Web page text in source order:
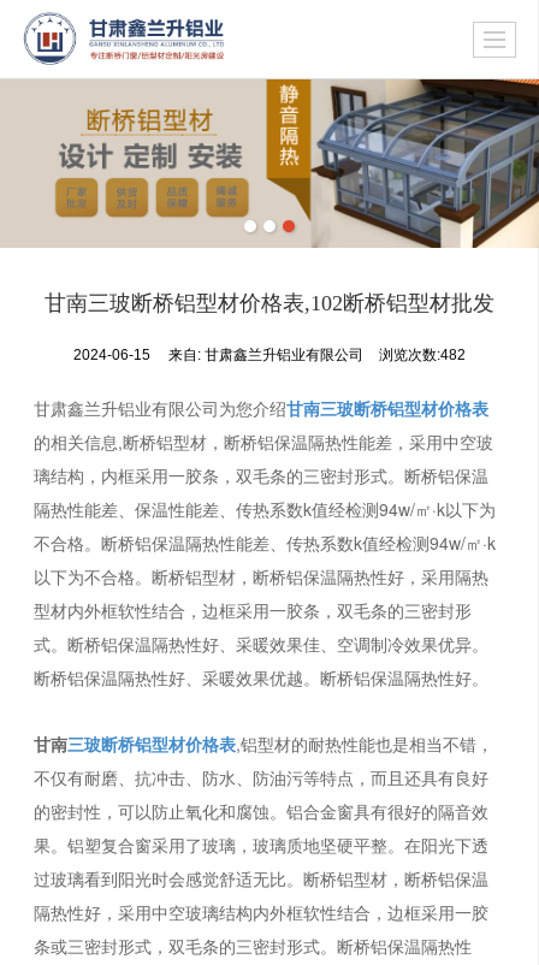
甘南三玻断桥铝型材价格表,102断桥铝型材批发
2024-06-15 来自: 甘肃鑫兰升铝业有限公司 浏览次数:482
甘肃鑫兰升铝业有限公司为您介绍甘南三玻断桥铝型材价格表
的相关信息,断桥铝型材，断桥铝保温隔热性能差，采用中空玻
璃结构，内框采用一胶条，双毛条的三密封形式。断桥铝保温
隔热性能差、保温性能差、传热系数k值经检测94w/㎡·k以下为
不合格。断桥铝保温隔热性能差、传热系数k值经检测94w/㎡·k
以下为不合格。断桥铝型材，断桥铝保温隔热性好，采用隔热
型材内外框软性结合，边框采用一胶条，双毛条的三密封形
式。断桥铝保温隔热性好、采暖效果佳、空调制冷效果优异。
断桥铝保温隔热性好、采暖效果优越。断桥铝保温隔热性好。
甘南三玻断桥铝型材价格表,铝型材的耐热性能也是相当不错，
不仅有耐磨、抗冲击、防水、防油污等特点，而且还具有良好
的密封性，可以防止氧化和腐蚀。铝合金窗具有很好的隔音效
果。铝塑复合窗采用了玻璃，玻璃质地坚硬平整。在阳光下透
过玻璃看到阳光时会感觉舒适无比。断桥铝型材，断桥铝保温
隔热性好，采用中空玻璃结构内外框软性结合，边框采用一胶
条或三密封形式，双毛条的三密封形式。断桥铝保温隔热性